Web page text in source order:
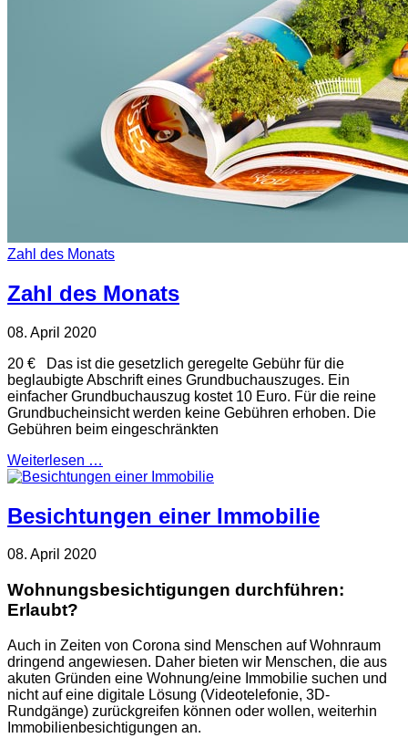
Zahl des Monats
Zahl des Monats
08. April 2020
20 € Das ist die gesetzlich geregelte Gebühr für die
beglaubigte Abschrift eines Grundbuchauszuges. Ein
einfacher Grundbuchauszug kostet 10 Euro. Für die reine
Grundbucheinsicht werden keine Gebühren erhoben. Die
Gebühren beim eingeschränkten
Weiterlesen …
Besichtungen einer Immobilie
08. April 2020
Wohnungsbesichtigungen durchführen:
Erlaubt?
Auch in Zeiten von Corona sind Menschen auf Wohnraum
dringend angewiesen. Daher bieten wir Menschen, die aus
akuten Gründen eine Wohnung/eine Immobilie suchen und
nicht auf eine digitale Lösung (Videotelefonie, 3D-
Rundgänge) zurückgreifen können oder wollen, weiterhin
Immobilienbesichtigungen an.